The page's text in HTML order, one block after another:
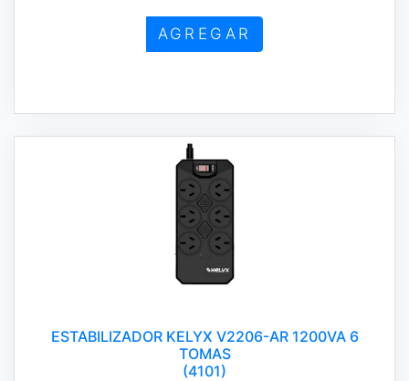
AGREGAR
ESTABILIZADOR KELYX V2206-AR 1200VA 6
TOMAS
(4101)